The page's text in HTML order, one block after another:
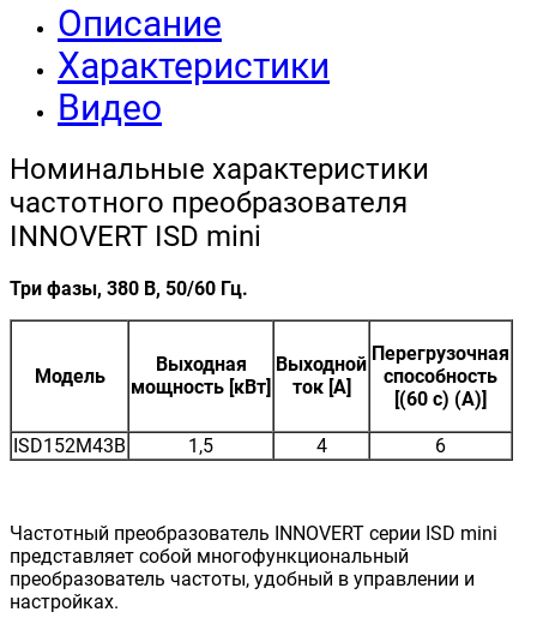
Описание
Характеристики
Видео
Номинальные характеристики
частотного преобразователя
INNOVERT ISD mini
Три фазы, 380 В, 50/60 Гц.
Модель
Выходная
мощность [кВт]
Выходной
ток [A]
Перегрузочная
способность
[(60 с) (A)]
ISD152M43B 1,5 4 6
Частотный преобразователь INNOVERT серии ISD mini
представляет собой многофункциональный
преобразователь частоты, удобный в управлении и
настройках.